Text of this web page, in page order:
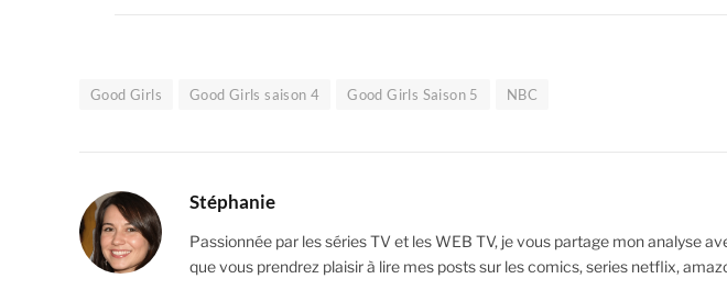
Good Girls Good Girls saison 4 Good Girls Saison 5 NBC
Stéphanie
Passionnée par les séries TV et les WEB TV, je vous partage mon analyse
que vous prendrez plaisir à lire mes posts sur les comics, series netflix,